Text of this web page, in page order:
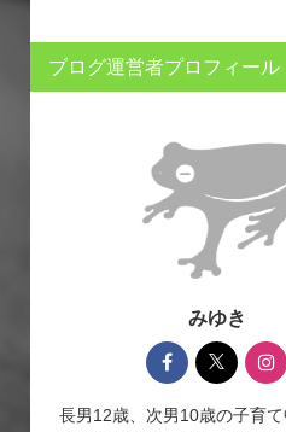
ブログ運営者プロフィール
みゆき
長男12歳、次男10歳の子育て